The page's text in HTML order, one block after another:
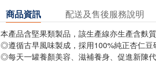
商品資訊 配送及售後服務說明
本產品含堅果類製品，該生產線亦生產含麩
◎遵循古早風味製成，採用100%純正杏仁豆
◎每天一罐養顏美容、滋補養身、促進新陳代